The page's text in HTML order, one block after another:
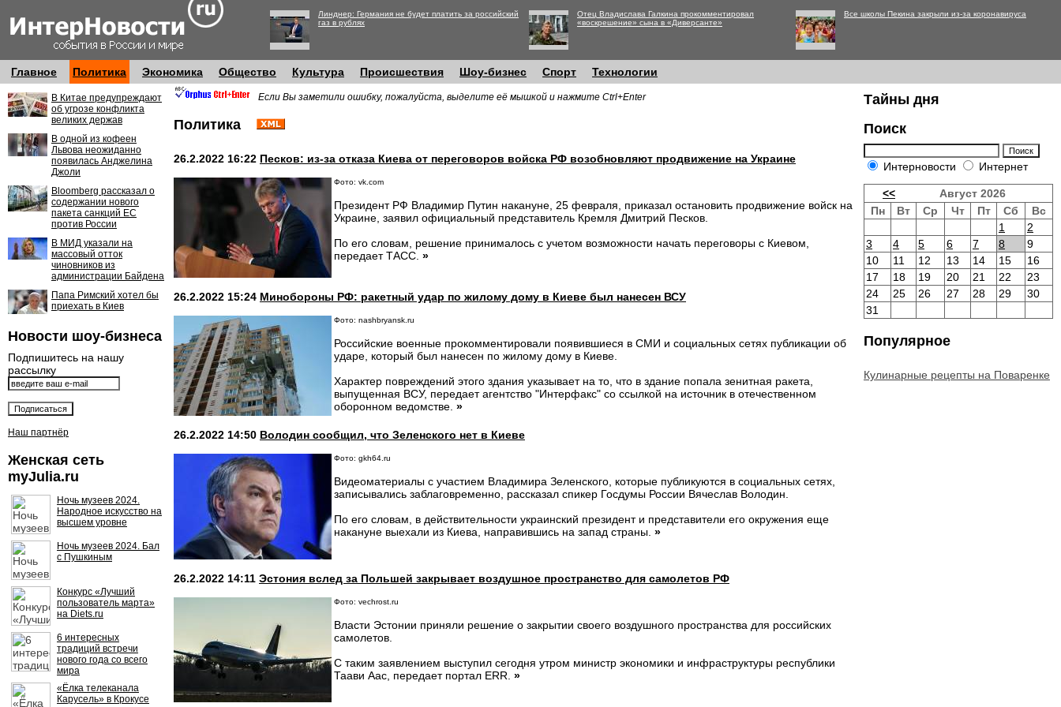
Линднер: Германия не будет платить за российский
газ в рублях
Отец Владислава Галкина прокомментировал
«воскрешение» сына в «Диверсанте»
Все школы Пекина закрыли из-за коронавируса
Главное Политика Экономика Общество Культура Происшествия Шоу-бизнес Спорт Технологии
В Китае предупреждают
об угрозе конфликта
великих держав
В одной из кофеен
Львова неожиданно
появилась Анджелина
Джоли
Bloomberg рассказал о
содержании нового
пакета санкций ЕС
против России
В МИД указали на
массовый отток
чиновников из
администрации Байдена
Папа Римский хотел бы
приехать в Киев
Новости шоу-бизнеса
Подпишитесь на нашу
рассылку
Наш партнёр
Женская сеть
myJulia.ru
Ночь музеев 2024.
Народное искусство на
высшем уровне
Ночь музеев 2024. Бал
с Пушкиным
Конкурс «Лучший
пользователь марта»
на Diets.ru
6 интересных
традиций встречи
нового года со всего
мира
«Ёлка телеканала
Карусель» в Крокусе
Если Вы заметили ошибку, пожалуйста, выделите её мышкой и нажмите Ctrl+Enter
Политика
26.2.2022 16:22 Песков: из-за отказа Киева от переговоров войска РФ возобновляют продвижение на Украине
Фото: vk.com
Президент РФ Владимир Путин накануне, 25 февраля, приказал остановить продвижение войск на
Украине, заявил официальный представитель Кремля Дмитрий Песков.
По его словам, решение принималось с учетом возможности начать переговоры с Киевом,
передает ТАСС. »
26.2.2022 15:24 Минобороны РФ: ракетный удар по жилому дому в Киеве был нанесен ВСУ
Фото: nashbryansk.ru
Российские военные прокомментировали появившиеся в СМИ и социальных сетях публикации об
ударе, который был нанесен по жилому дому в Киеве.
Характер повреждений этого здания указывает на то, что в здание попала зенитная ракета,
выпущенная ВСУ, передает агентство "Интерфакс" со ссылкой на источник в отечественном
оборонном ведомстве. »
26.2.2022 14:50 Володин сообщил, что Зеленского нет в Киеве
Фото: gkh64.ru
Видеоматериалы с участием Владимира Зеленского, которые публикуются в социальных сетях,
записывались заблаговременно, рассказал спикер Госдумы России Вячеслав Володин.
По его словам, в действительности украинский президент и представители его окружения еще
накануне выехали из Киева, направившись на запад страны. »
26.2.2022 14:11 Эстония вслед за Польшей закрывает воздушное пространство для самолетов РФ
Фото: vechrost.ru
Власти Эстонии приняли решение о закрытии своего воздушного пространства для российских
самолетов.
С таким заявлением выступил сегодня утром министр экономики и инфраструктуры республики
Таави Аас, передает портал ERR. »
Тайны дня
Поиск
Интерновости Интернет
<<
Август 2026
Пн
Вт Ср Чт Пт Сб
Вс
1
2
3
4 5 6 7 8
9
10
11 12 13 14 15
16
17
18 19 20 21 22
23
24
25 26 27 28 29
30
31
Популярное
Кулинарные рецепты на Поваренке